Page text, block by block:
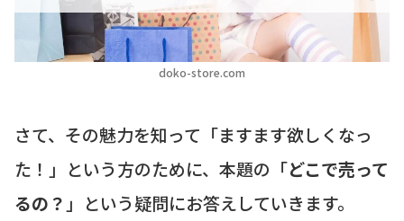
doko-store.com
さて、その魅力を知って「ますます欲しくなっ
た！」という方のために、本題の「どこで売って
るの？ 」という疑問にお答えしていきます。